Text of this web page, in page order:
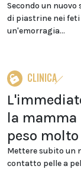
Secondo un
di piastrine nei
un'emorragia...
CLINICA
la mamma
peso
Mettere subito un
contatto pelle a